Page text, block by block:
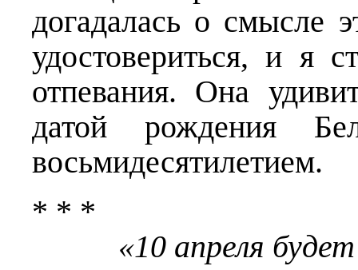
догадалась о смысле
удостовериться, и я
отпевания. Она
датой рождения
восьмидесятилетием.
* * *
«10 апреля